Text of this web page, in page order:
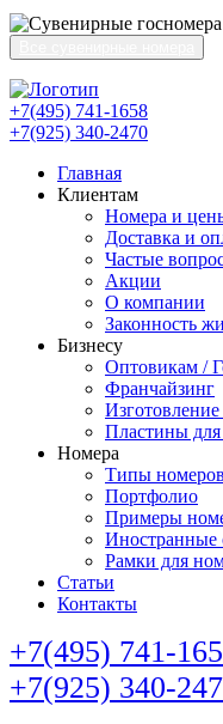
+7(495) 741-1658
+7(925) 340-2470
Главная
Клиентам
Номера и
Доставка и
Частые
Акции
О компании
Законность
Бизнесу
Оптовикам /
Франчайзинг
Пластины для
Номера
Типы номеров
Портфолио
Примеры
Иностранные
Рамки для
Статьи
Контакты
+7(495) 741-
+7(925) 340-